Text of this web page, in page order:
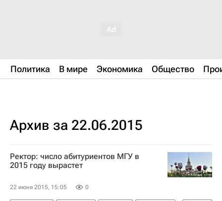
Политика В мире Экономика Общество
Архив за 22.06.2015
Ректор: число абитуриентов МГУ в
2015 году вырастет
22 июня 2015, 15:05 0